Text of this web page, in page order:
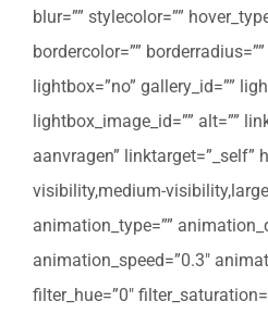
blur=”” stylecolor=””
bordercolor=””
lightbox=”no” gallery_id=””
lightbox_image_id=”” alt=””
aanvragen” linktarget=”_self”
visibility,medium-
animation_type=””
animation_speed=”0.3″
filter_hue=”0″